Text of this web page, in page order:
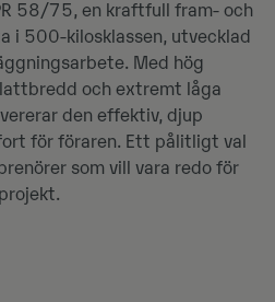
58/75, en kraftfull fram‑ och
i 500‑kilosklassen, utvecklad
Med hög
och extremt låga
den effektiv, djup
för föraren. Ett pålitligt val
som vill vara redo för